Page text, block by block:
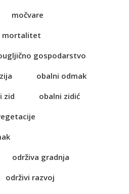
močvare
mortalitet
gospodarstvo
obalni odmak
zid
obalni zidić
održiva gradnja
održivi razvoj